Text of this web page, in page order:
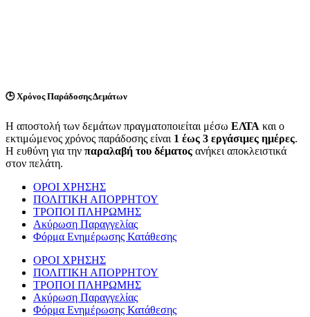
🕒Χρόνος Παράδοσης Δεμάτων
Η αποστολή των δεμάτων πραγματοποιείται μέσω ΕΛΤΑ και ο
εκτιμώμενος χρόνος παράδοσης είναι 1 έως 3 εργάσιμες ημέρες.
Η ευθύνη για την παραλαβή του δέματος ανήκει αποκλειστικά
στον πελάτη.
ΟΡΟΙ ΧΡΗΣΗΣ
ΠΟΛΙΤΙΚΗ ΑΠΟΡΡΗΤΟΥ
ΤΡΟΠΟΙ ΠΛΗΡΩΜΗΣ
Ακύρωση Παραγγελίας
Φόρμα Ενημέρωσης Κατάθεσης
ΟΡΟΙ ΧΡΗΣΗΣ
ΠΟΛΙΤΙΚΗ ΑΠΟΡΡΗΤΟΥ
ΤΡΟΠΟΙ ΠΛΗΡΩΜΗΣ
Ακύρωση Παραγγελίας
Φόρμα Ενημέρωσης Κατάθεσης